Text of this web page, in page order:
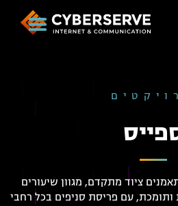
ציוד מתקדם, מגוון שיעורים
ותומכת, עם פריסת סניפים בכל רחבי